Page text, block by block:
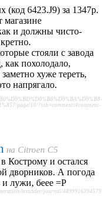
(код 6423.J9) за 1347р.
магазине
и должны чисто-
стояли с завода
как похолодало,
хуже тереть,
напрягало.
page/10/?tab=comments#comment-
на Citroen C5
Кострому и остался
дворников. А погода
и лужи, беее =P
lexunder/journal/4899916394579